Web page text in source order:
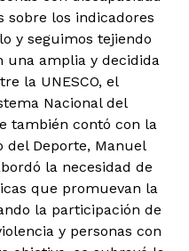
sobre los indicadores
y seguimos tejiendo
una amplia y decidida
la UNESCO, el
Nacional del
también contó con la
Deporte, Manuel
la necesidad de
que promuevan la
la participación de
y personas con